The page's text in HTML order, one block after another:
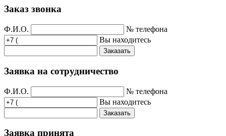
Заказ звонка
Ф.И.О.
№ телефона
Вы находитесь
Заказать
Заявка на сотрудничество
Ф.И.О.
№ телефона
Вы находитесь
Заказать
Заявка принята